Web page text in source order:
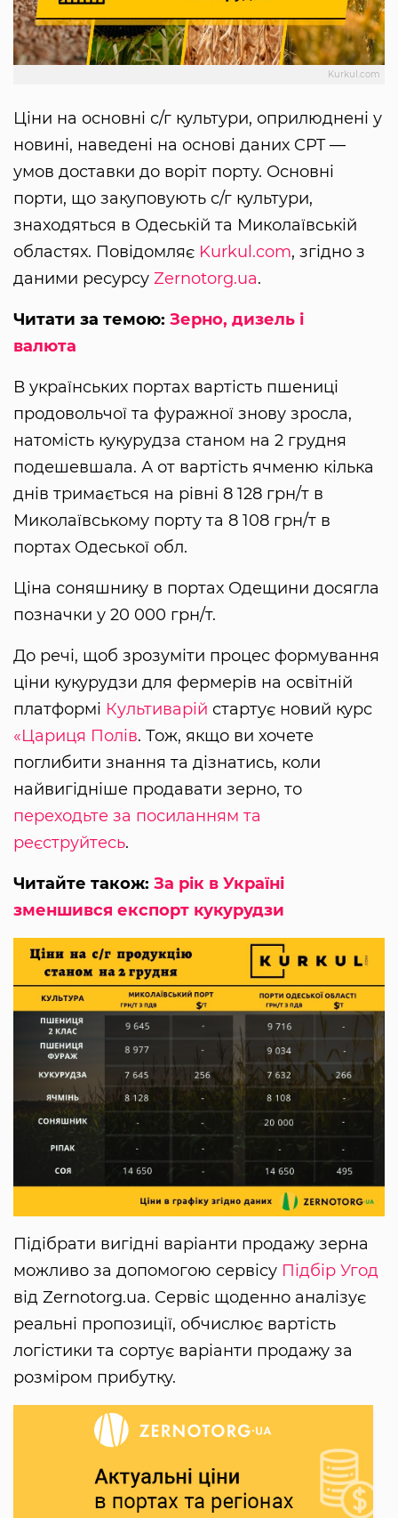
Kurkul.com
Ціни на основні с/г культури, оприлюднені у
новині, наведені на основі даних CPT —
умов доставки до воріт порту. Основні
порти, що закуповують с/г культури,
знаходяться в Одеській та Миколаївській
областях. Повідомляє Kurkul.com, згідно з
даними ресурсу Zernotorg.ua.
Читати за темою: Зерно, дизель і
валюта
В українських портах вартість пшениці
продовольчої та фуражної знову зросла,
натомість кукурудза станом на 2 грудня
подешевшала. А от вартість ячменю кілька
днів тримається на рівні 8 128 грн/т в
Миколаївському порту та 8 108 грн/т в
портах Одеської обл.
Ціна соняшнику в портах Одещини досягла
позначки у 20 000 грн/т.
До речі, щоб зрозуміти процес формування
ціни кукурудзи для фермерів на освітній
платформі Культиварій стартує новий курс
«Цариця Полів. Тож, якщо ви хочете
поглибити знання та дізнатись, коли
найвигідніше продавати зерно, то
переходьте за посиланням та
реєструйтесь.
Читайте також: За рік в Україні
зменшився експорт кукурудзи
Підібрати вигідні варіанти продажу зерна
можливо за допомогою сервісу Підбір Угод
від Zernotorg.ua. Сервіс щоденно аналізує
реальні пропозиції, обчислює вартість
логістики та сортує варіанти продажу за
розміром прибутку.